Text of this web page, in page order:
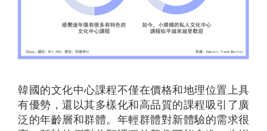
韓國的文化中心課程不僅在價格和地理位置上具
有優勢，還以其多樣化和高品質的課程吸引了廣
泛的年齡層和群體。年輕群體對新體驗的需求很